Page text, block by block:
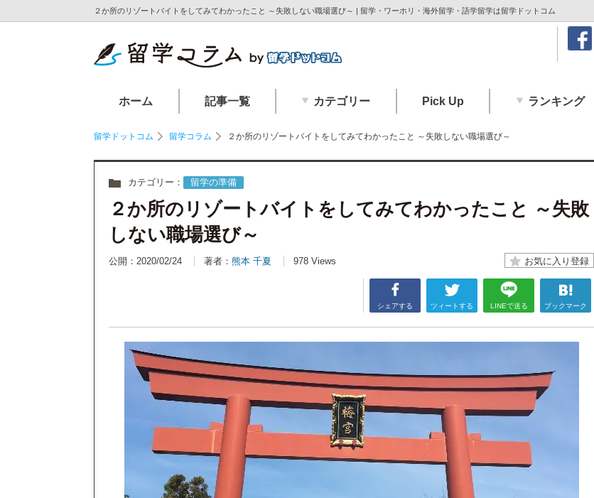
２か所のリゾートバイトをしてみてわかったこと ～失敗しない職場選び～ | 留学・ワーホリ・海外留学・語学留学は留学ドットコム
ホーム 記事一覧 カテゴリー Pick Up ランキング
留学ドットコム 留学コラム ２か所のリゾートバイトをしてみてわかったこと ～失敗しない職場選び～
カテゴリー： 留学の準備
２か所のリゾートバイトをしてみてわかったこと ～失敗
しない職場選び～
公開：2020/02/24 著者： 熊本 千夏 978 Views
シェアする ツィートする LINEで送る ブックマーク